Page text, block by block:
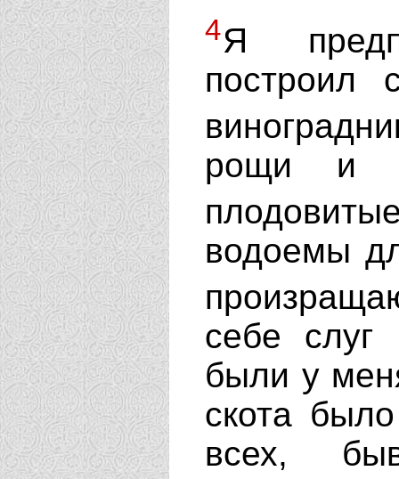
4Я
построил
рощи и
водоемы
себе
были у
скота
всех,